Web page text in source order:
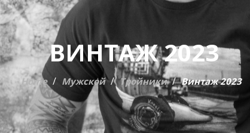
ВИНТАЖ 2023
Home Мужской Тройники Винтаж 2023